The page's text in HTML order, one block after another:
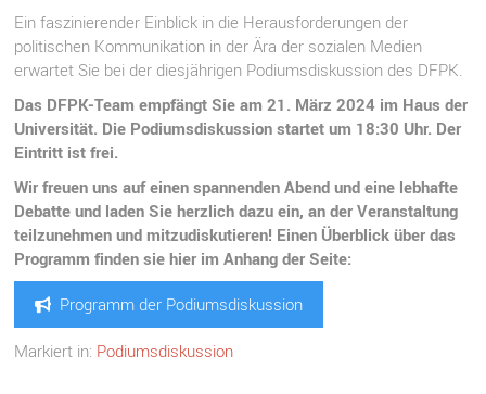
Ein faszinierender Einblick in die Herausforderungen der
politischen Kommunikation in der Ära der sozialen Medien
erwartet Sie bei der diesjährigen Podiumsdiskussion des DFPK.
Das DFPK-Team empfängt Sie am 21. März 2024 im Haus der
Universität. Die Podiumsdiskussion startet um 18:30 Uhr. Der
Eintritt ist frei.
Wir freuen uns auf einen spannenden Abend und eine lebhafte
Debatte und laden Sie herzlich dazu ein, an der Veranstaltung
teilzunehmen und mitzudiskutieren! Einen Überblick über das
Programm finden sie hier im Anhang der Seite:
Programm der Podiumsdiskussion
Markiert in: Podiumsdiskussion